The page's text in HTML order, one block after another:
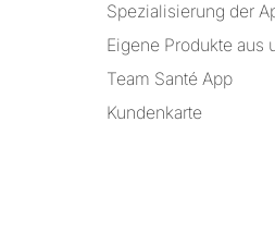
Spezialisierung der
Eigene Produkte aus
Team Santé App
Kundenkarte